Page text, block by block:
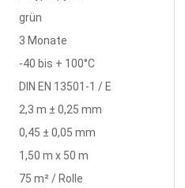
grün
3 Monate
-40 bis + 100°C
DIN EN 13501-1 / E
2,3 m ± 0,25 mm
0,45 ± 0,05 mm
1,50 m x 50 m
75 m² / Rolle